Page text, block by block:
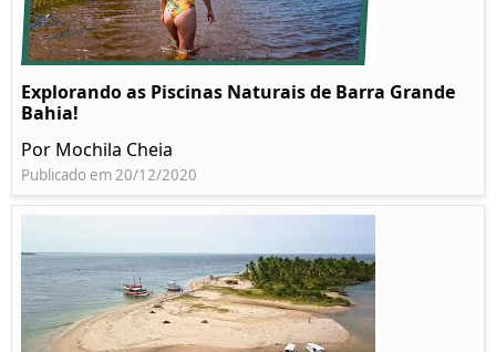
Explorando as Piscinas Naturais de Barra Grande
Bahia!
Por Mochila Cheia
Publicado em 20/12/2020